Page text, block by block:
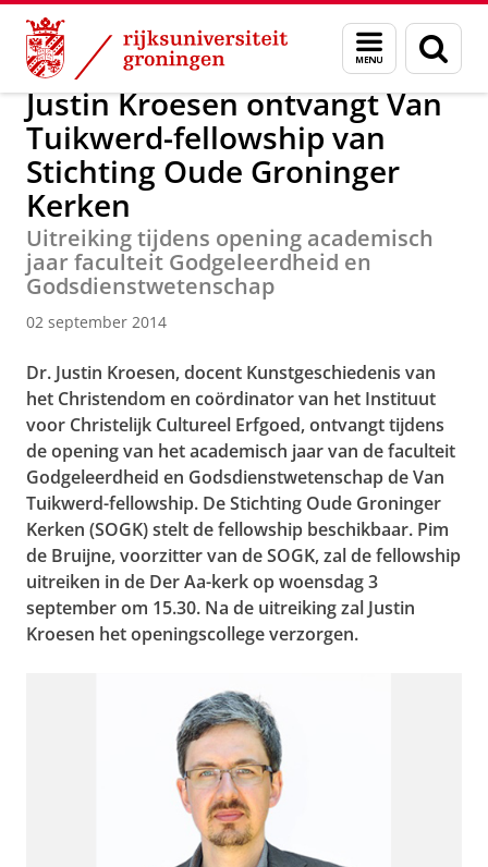
Skip
Content
Skip
Navigation
Menu
en
zoeken
Over ons Actueel Nieuws Nieuwsberichten
Justin Kroesen ontvangt Van
Tuikwerd-fellowship van
Stichting Oude Groninger
Kerken
Uitreiking tijdens opening academisch
jaar faculteit Godgeleerdheid en
Godsdienstwetenschap
02 september 2014
Dr. Justin Kroesen, docent Kunstgeschiedenis van
het Christendom en coördinator van het Instituut
voor Christelijk Cultureel Erfgoed, ontvangt tijdens
de opening van het academisch jaar van de faculteit
Godgeleerdheid en Godsdienstwetenschap de Van
Tuikwerd-fellowship. De Stichting Oude Groninger
Kerken (SOGK) stelt de fellowship beschikbaar. Pim
de Bruijne, voorzitter van de SOGK, zal de fellowship
uitreiken in de Der Aa-kerk op woensdag 3
september om 15.30. Na de uitreiking zal Justin
Kroesen het openingscollege verzorgen.